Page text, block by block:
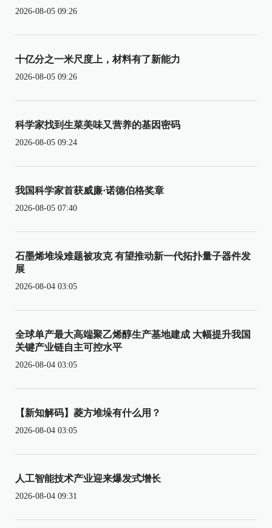
2026-08-05 09:26
十亿分之一米尺度上，材料有了新能力
2026-08-05 09:26
科学家找到生菜美味又营养的基因密码
2026-08-05 09:24
我国科学家首获威廉·诺德伯格奖章
2026-08-05 07:40
石墨烯堆垛难题被攻克 有望推动新一代拓扑量子器件发
展
2026-08-04 03:05
全球单产最大高端聚乙烯醇生产基地建成 大幅提升我国
关键产业链自主可控水平
2026-08-04 03:05
【新知解码】菱方堆垛有什么用？
2026-08-04 03:05
人工智能技术产业迎来爆发式增长
2026-08-04 09:31